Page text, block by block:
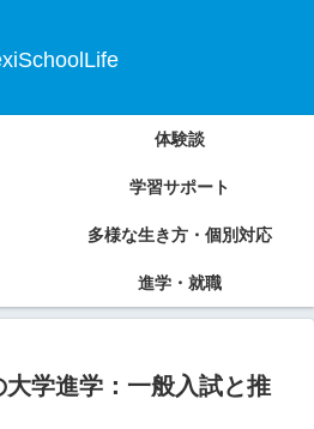
体験談
学習サポート
多様な生き方・個別対応
進学・就職
学進学：一般入試と推